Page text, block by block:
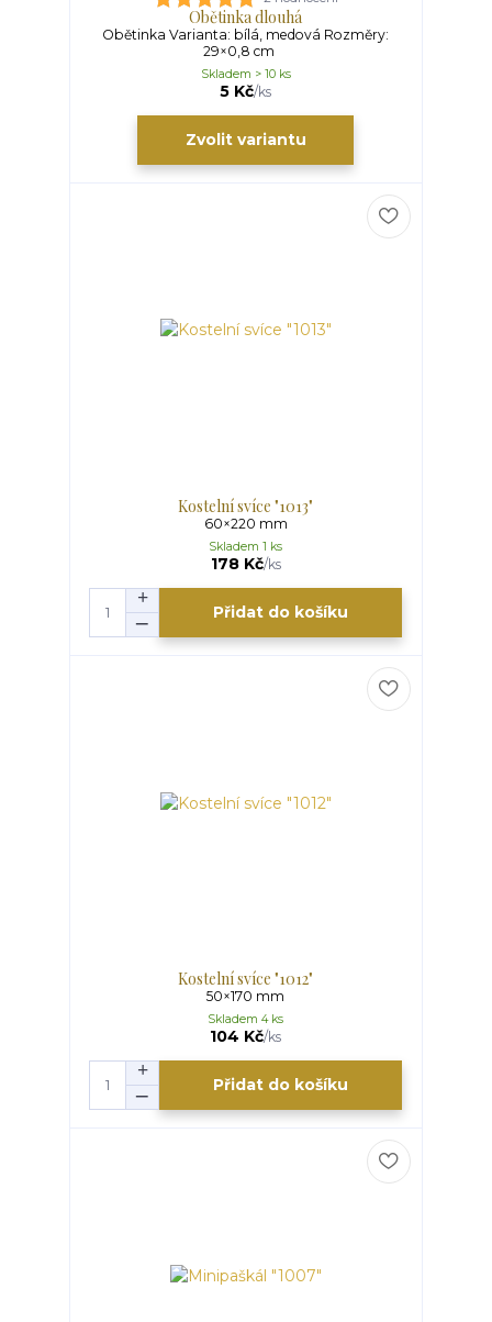
Obětinka dlouhá
Obětinka Varianta: bílá, medová Rozměry:
29×0,8 cm
5 Kč/ks
Skladem > 10 ks
Zvolit variantu
Kostelní svíce "1013"
60×220 mm
178 Kč/ks
Skladem 1 ks
Přidat do košíku
Kostelní svíce "1012"
50×170 mm
104 Kč/ks
Skladem 4 ks
Přidat do košíku